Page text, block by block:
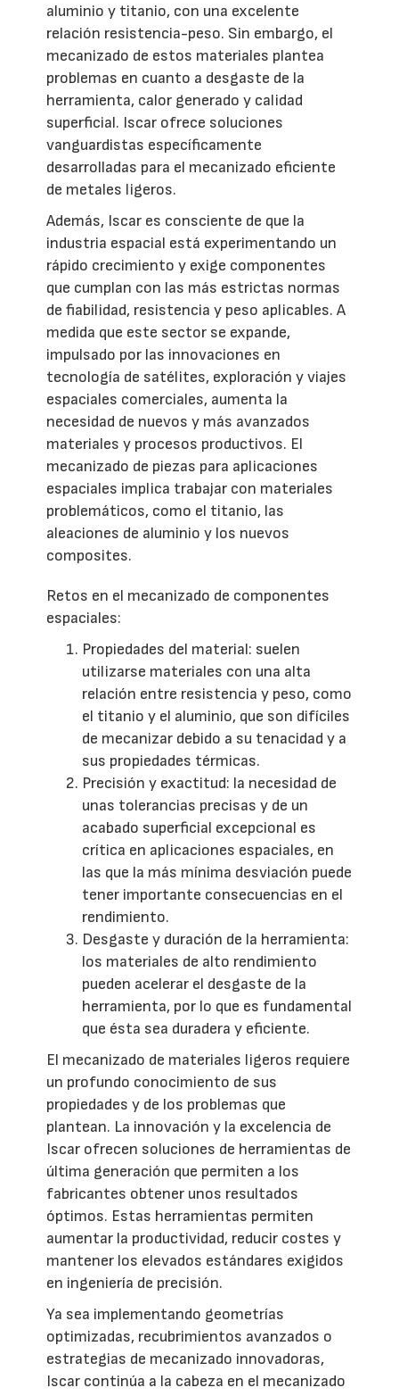
aluminio y titanio, con una excelente
relación resistencia-peso. Sin embargo, el
mecanizado de estos materiales plantea
problemas en cuanto a desgaste de la
herramienta, calor generado y calidad
superficial. Iscar ofrece soluciones
vanguardistas específicamente
desarrolladas para el mecanizado eficiente
de metales ligeros.
Además, Iscar es consciente de que la
industria espacial está experimentando un
rápido crecimiento y exige componentes
que cumplan con las más estrictas normas
de fiabilidad, resistencia y peso aplicables. A
medida que este sector se expande,
impulsado por las innovaciones en
tecnología de satélites, exploración y viajes
espaciales comerciales, aumenta la
necesidad de nuevos y más avanzados
materiales y procesos productivos. El
mecanizado de piezas para aplicaciones
espaciales implica trabajar con materiales
problemáticos, como el titanio, las
aleaciones de aluminio y los nuevos
composites.
Retos en el mecanizado de componentes
espaciales:
Propiedades del material: suelen
utilizarse materiales con una alta
relación entre resistencia y peso, como
el titanio y el aluminio, que son difíciles
de mecanizar debido a su tenacidad y a
sus propiedades térmicas.
Precisión y exactitud: la necesidad de
unas tolerancias precisas y de un
acabado superficial excepcional es
crítica en aplicaciones espaciales, en
las que la más mínima desviación puede
tener importante consecuencias en el
rendimiento.
Desgaste y duración de la herramienta:
los materiales de alto rendimiento
pueden acelerar el desgaste de la
herramienta, por lo que es fundamental
que ésta sea duradera y eficiente.
El mecanizado de materiales ligeros requiere
un profundo conocimiento de sus
propiedades y de los problemas que
plantean. La innovación y la excelencia de
Iscar ofrecen soluciones de herramientas de
última generación que permiten a los
fabricantes obtener unos resultados
óptimos. Estas herramientas permiten
aumentar la productividad, reducir costes y
mantener los elevados estándares exigidos
en ingeniería de precisión.
Ya sea implementando geometrías
optimizadas, recubrimientos avanzados o
estrategias de mecanizado innovadoras,
Iscar continúa a la cabeza en el mecanizado